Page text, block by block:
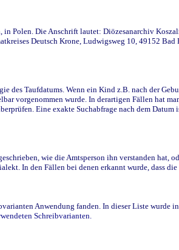
Polen. Die Anschrift lautet: Diözesanarchiv
Deutsch Krone, Ludwigsweg 10, 49152
Taufdatums. Wenn ein Kind z.B. nach der
vorgenommen wurde. In derartigen Fällen hat
Eine exakte Suchabfrage nach dem
wie die Amtsperson ihn verstanden hat,
In den Fällen bei denen erkannt wurde, dass
Anwendung fanden. In dieser Liste wurde
Schreibvarianten.